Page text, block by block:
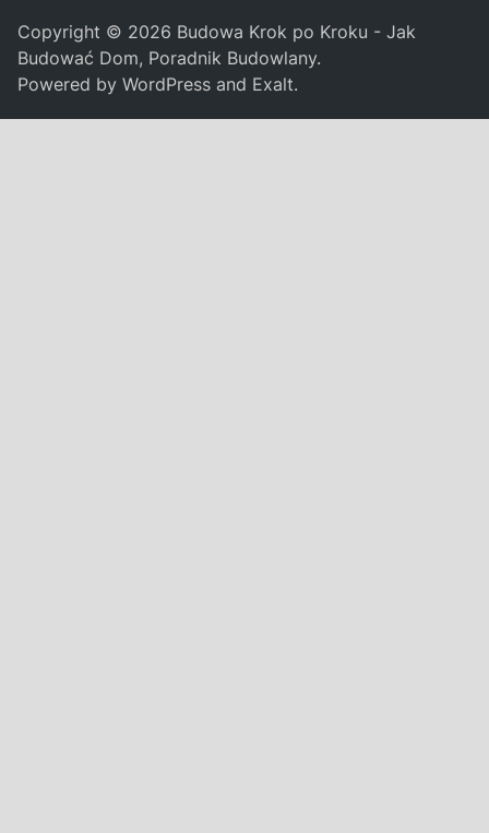
Copyright © 2026 Budowa Krok po Kroku - Jak
Budować Dom, Poradnik Budowlany.
Powered byWordPress and Exalt.